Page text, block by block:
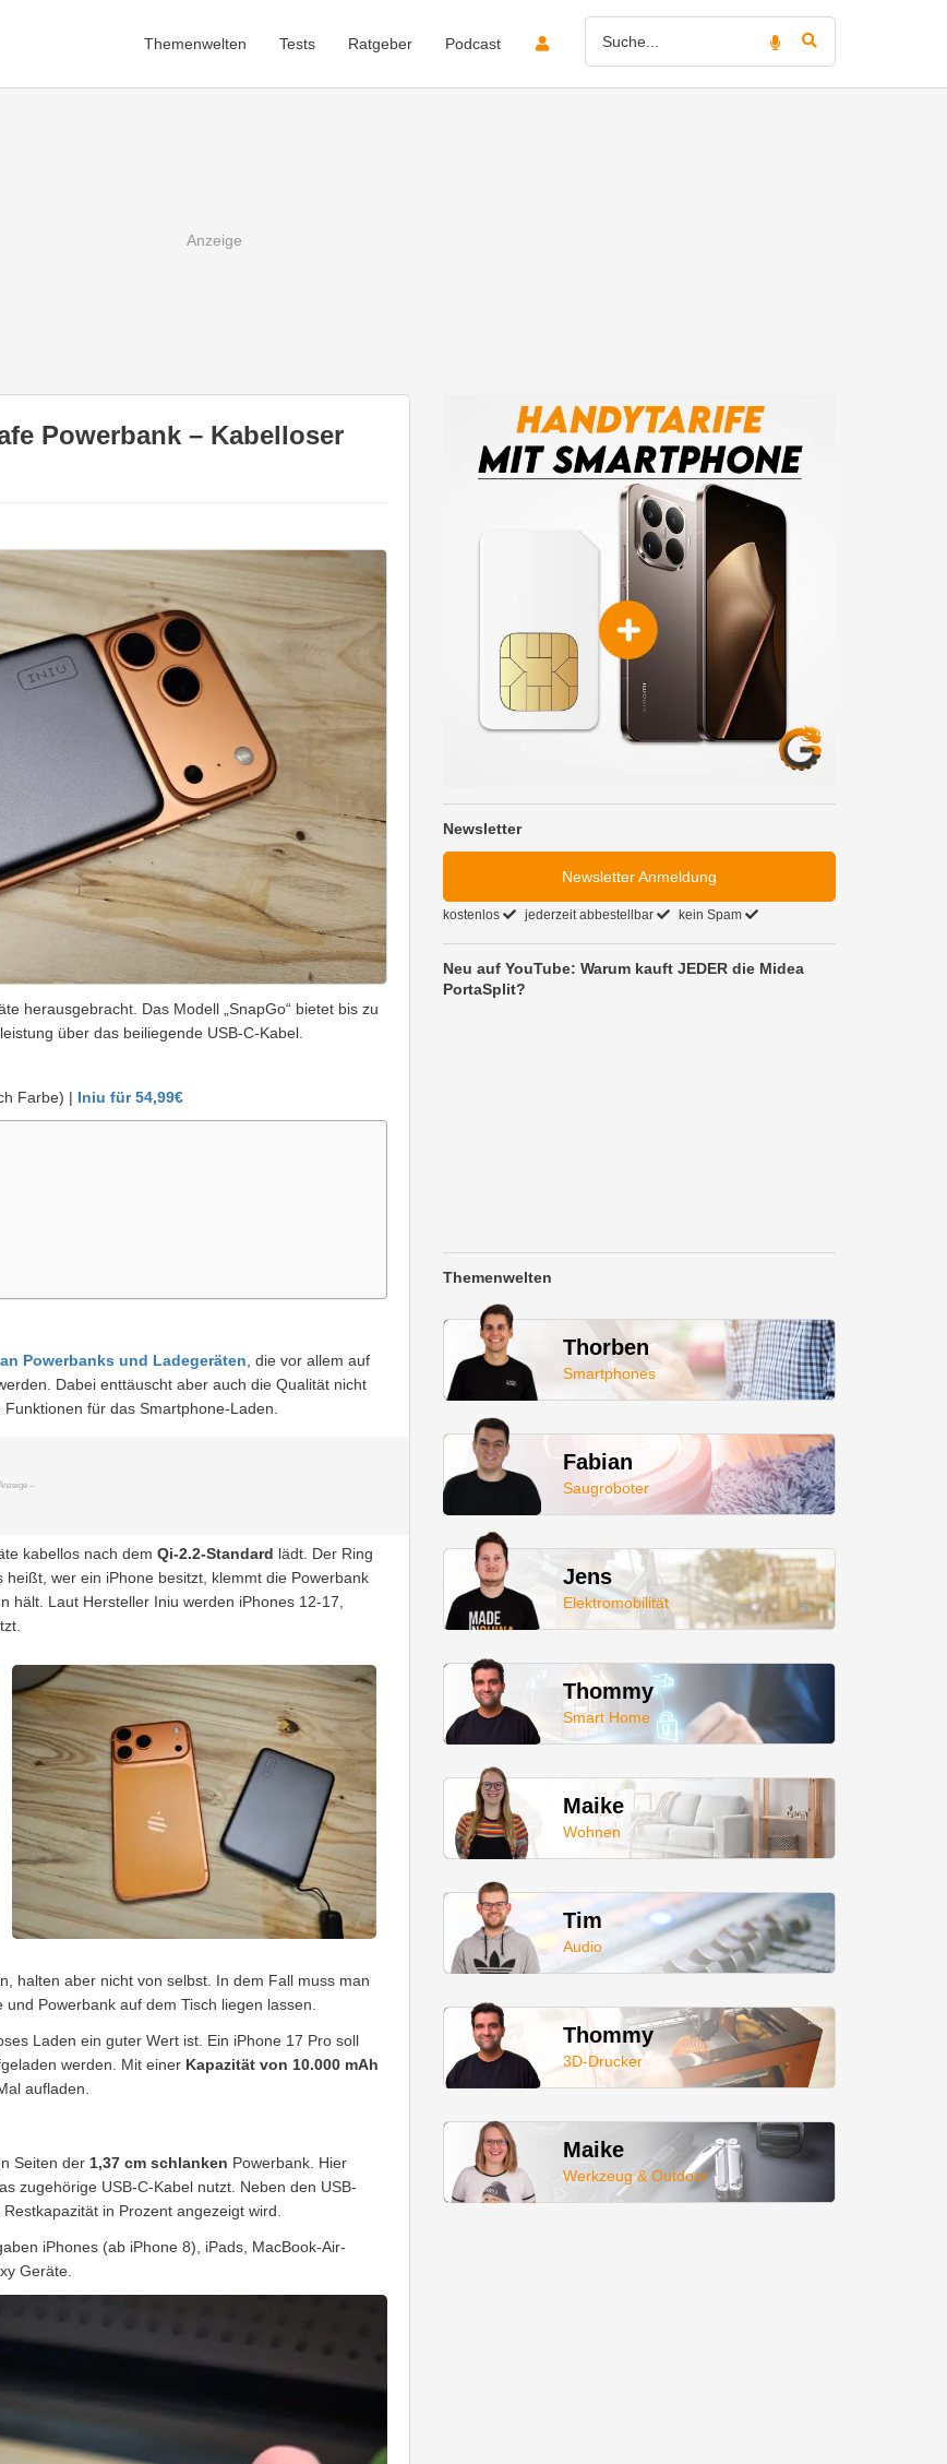
Themenwelten Tests Ratgeber Podcast
Powerbank – Kabelloser
herausgebracht. Das Modell „SnapGo“ bietet bis zu
über das beiliegende USB-C-Kabel.
Farbe) | Iniu für 54,99€
Powerbanks und Ladegeräten , die vor allem auf
Dabei enttäuscht aber auch die Qualität nicht
für das Smartphone-Laden.
kabellos nach dem Qi-2.2-Standard lädt. Der Ring
wer ein iPhone besitzt, klemmt die Powerbank
hält. Laut Hersteller Iniu werden iPhones 12-17,
halten aber nicht von selbst. In dem Fall muss man
Powerbank auf dem Tisch liegen lassen.
Laden ein guter Wert ist. Ein iPhone 17 Pro soll
werden. Mit einer Kapazität von 10.000 mAh
aufladen.
Seiten der 1,37 cm schlanken Powerbank. Hier
zugehörige USB-C-Kabel nutzt. Neben den USB-
in Prozent angezeigt wird.
iPhones (ab iPhone 8), iPads, MacBook-Air-
Geräte.
Newsletter
Newsletter Anmeldung
kostenlos jederzeit abbestellbar kein Spam
Neu auf YouTube: Warum kauft JEDER die Midea
PortaSplit?
Themenwelten
Thorben
Smartphones
Fabian
Saugroboter
Jens
Elektromobilität
Thommy
Smart Home
Maike
Wohnen
Tim
Audio
Thommy
3D-Drucker
Maike
Werkzeug & Outdoor